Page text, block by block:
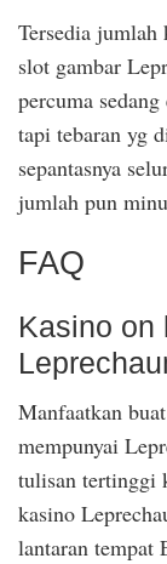
Tersedia jumlah
slot gambar
percuma
tapi tebaran yg
sepantasnya
jumlah pun
FAQ
Kasino on
Manfaatkan
mempunyai
tulisan tertinggi
kasino
lantaran